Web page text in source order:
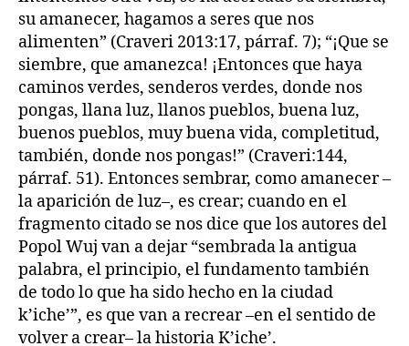
su amanecer, hagamos a seres que nos
alimenten” (Craveri 2013:17, párraf. 7); “¡Que se
siembre, que amanezca! ¡Entonces que haya
caminos verdes, senderos verdes, donde nos
pongas, llana luz, llanos pueblos, buena luz,
buenos pueblos, muy buena vida, completitud,
también, donde nos pongas!” (Craveri:144,
párraf. 51). Entonces sembrar, como amanecer –
la aparición de luz–, es crear; cuando en el
fragmento citado se nos dice que los autores del
Popol Wuj van a dejar “sembrada la antigua
palabra, el principio, el fundamento también
de todo lo que ha sido hecho en la ciudad
k’iche’”, es que van a recrear –en el sentido de
volver a crear– la historia K’iche’.